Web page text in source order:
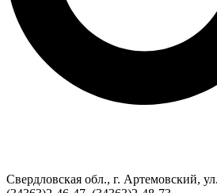
Свердловская обл., г. Артемовский,